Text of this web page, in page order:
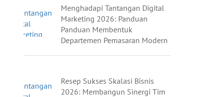
Menghadapi Tantangan Digital
Marketing 2026: Panduan
Panduan Membentuk
Departemen Pemasaran Modern
Resep Sukses Skalasi Bisnis
2026: Membangun Sinergi Tim